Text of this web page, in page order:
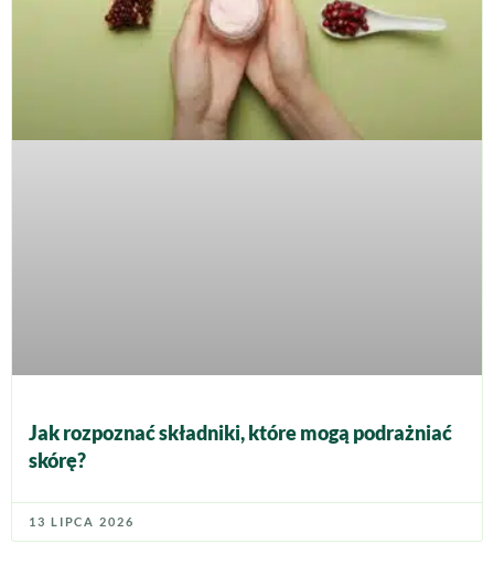
Jak rozpoznać składniki, które mogą podrażniać
skórę?
13 LIPCA 2026